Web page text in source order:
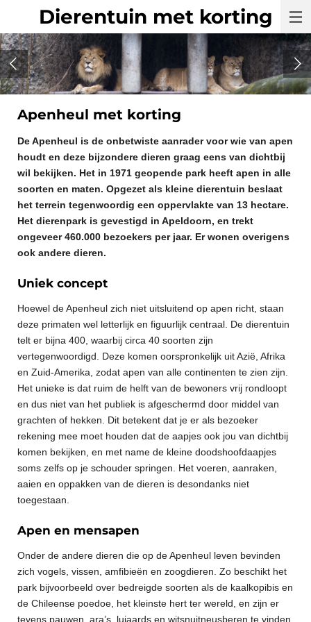
naar
de
hoofdinhoud
Dierentuin met korting
Apenheul met korting
De Apenheul is de onbetwiste aanrader voor wie van apen
houdt en deze bijzondere dieren graag eens van dichtbij
wil bekijken. Het in 1971 geopende park heeft apen in alle
soorten en maten. Opgezet als kleine dierentuin beslaat
het terrein tegenwoordig een oppervlakte van 13 hectare.
Het dierenpark is gevestigd in Apeldoorn, en trekt
ongeveer 460.000 bezoekers per jaar. Er wonen overigens
ook andere dieren.
Uniek concept
Hoewel de Apenheul zich niet uitsluitend op apen richt, staan
deze primaten wel letterlijk en figuurlijk centraal. De dierentuin
telt er bijna 400, waarbij circa 40 soorten zijn
vertegenwoordigd. Deze komen oorspronkelijk uit Azië, Afrika
en Zuid-Amerika, zodat apen van alle continenten te zien zijn.
Het unieke is dat ruim de helft van de bewoners vrij rondloopt
en dus niet van het publiek is afgeschermd door middel van
grachten of hekken. Dit betekent dat je er als bezoeker
rekening mee moet houden dat de aapjes ook jou van dichtbij
komen bekijken, en met name de kleine doodshoofdaapjes
soms zelfs op je schouder springen. Het voeren, aanraken,
aaien en oppakken van de dieren is desondanks niet
toegestaan.
Apen en mensapen
Onder de andere dieren die op de Apenheul leven bevinden
zich vogels, vissen, amfibieën en zoogdieren. Zo beschikt het
park bijvoorbeeld over bedreigde soorten als de kaalkopibis en
de Chileense poedoe, het kleinste hert ter wereld, en zijn er
tevens pauwen, ara’s, luiaards en witsnuitneusberen te vinden.